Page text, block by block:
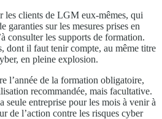
les clients de LGM eux-mêmes, qui
garanties sur les mesures prises en
consulter les supports de formation.
dont il faut tenir compte, au même titre
en pleine explosion.
l’année de la formation obligatoire,
recommandée, mais facultative.
seule entreprise pour les mois à venir à
de l’action contre les risques cyber